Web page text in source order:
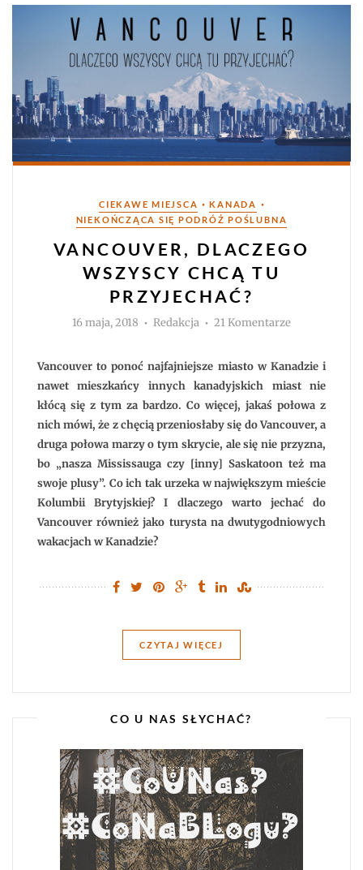
Kategorie
CIEKAWE MIEJSCA • KANADA •
NIEKOŃCZĄCA SIĘ PODRÓŻ POŚLUBNA
VANCOUVER, DLACZEGO
WSZYSCY CHCĄ TU
PRZYJECHAĆ?
16 maja, 2018 Autor
Redakcja 21 Komentarzedo
chcą
tu
przyjechać?
Vancouver to ponoć najfajniejsze miasto w Kanadzie i
nawet mieszkańcy innych kanadyjskich miast nie
kłócą się z tym za bardzo. Co więcej, jakaś połowa z
nich mówi, że z chęcią przeniosłaby się do Vancouver, a
druga połowa marzy o tym skrycie, ale się nie przyzna,
bo „nasza Mississauga czy [inny] Saskatoon też ma
swoje plusy”. Co ich tak urzeka w największym mieście
Kolumbii Brytyjskiej? I dlaczego warto jechać do
Vancouver również jako turysta na dwutygodniowych
wakacjach w Kanadzie?
CZYTAJ WIĘCEJ
CO U NAS SŁYCHAĆ?